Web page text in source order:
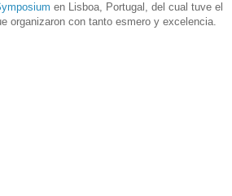
en Lisboa, Portugal, del cual tuve el
organizaron con tanto esmero y excelencia.